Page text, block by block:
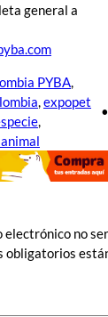
general a
PYBA
, expopet
•
electrónico no
obligatorios